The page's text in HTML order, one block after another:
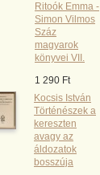
Ritoók Emma -
Simon Vilmos
Száz
magyarok
könyvei VII.
1 290 Ft
Kocsis István
Történészek a
kereszten
avagy az
áldozatok
bosszúja